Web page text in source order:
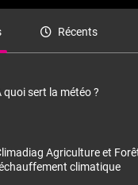
Récents
quoi sert la météo ?
Agriculture et
climatique